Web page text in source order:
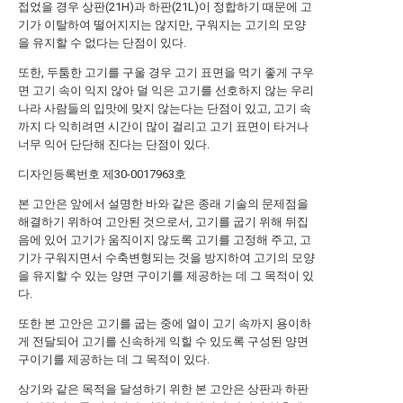
접었을 경우 상판(21H)과 하판(21L)이 정합하기 때문에 고
기가 이탈하여 떨어지지는 않지만, 구워지는 고기의 모양
을 유지할 수 없다는 단점이 있다.
또한, 두툼한 고기를 구울 경우 고기 표면을 먹기 좋게 구우
면 고기 속이 익지 않아 덜 익은 고기를 선호하지 않는 우리
나라 사람들의 입맛에 맞지 않는다는 단점이 있고, 고기 속
까지 다 익히려면 시간이 많이 걸리고 고기 표면이 타거나
너무 익어 단단해 진다는 단점이 있다.
디자인등록번호 제30-0017963호
본 고안은 앞에서 설명한 바와 같은 종래 기술의 문제점을
해결하기 위하여 고안된 것으로서, 고기를 굽기 위해 뒤집
음에 있어 고기가 움직이지 않도록 고기를 고정해 주고, 고
기가 구워지면서 수축변형되는 것을 방지하여 고기의 모양
을 유지할 수 있는 양면 구이기를 제공하는 데 그 목적이 있
다.
또한 본 고안은 고기를 굽는 중에 열이 고기 속까지 용이하
게 전달되어 고기를 신속하게 익힐 수 있도록 구성된 양면
구이기를 제공하는 데 그 목적이 있다.
상기와 같은 목적을 달성하기 위한 본 고안은 상판과 하판